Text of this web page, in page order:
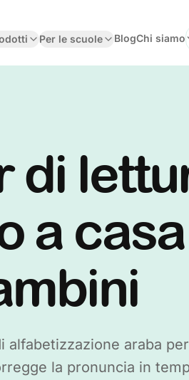
Per le scuole BlogChi siamo
di
a
araba
la pronuncia in